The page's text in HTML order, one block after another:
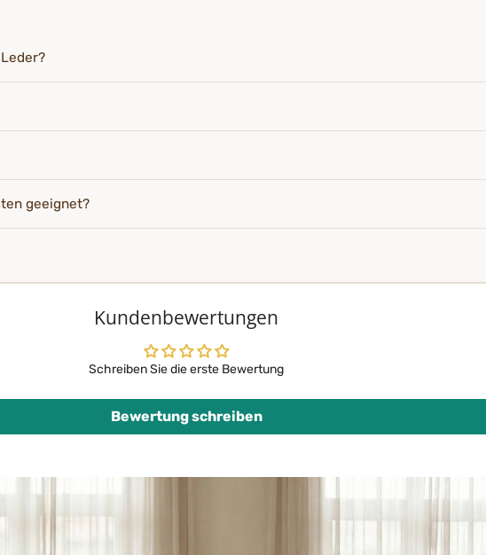
geeignet?
Kundenbewertungen
Schreiben Sie die erste Bewertung
Bewertung schreiben